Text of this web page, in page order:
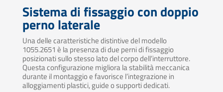
Sistema di fissaggio con doppio
perno laterale
Una delle caratteristiche distintive del modello
1055.2651 è la presenza di due perni di fissaggio
posizionati sullo stesso lato del corpo dell’interruttore.
Questa configurazione migliora la stabilità meccanica
durante il montaggio e favorisce l’integrazione in
alloggiamenti plastici, guide o supporti dedicati.